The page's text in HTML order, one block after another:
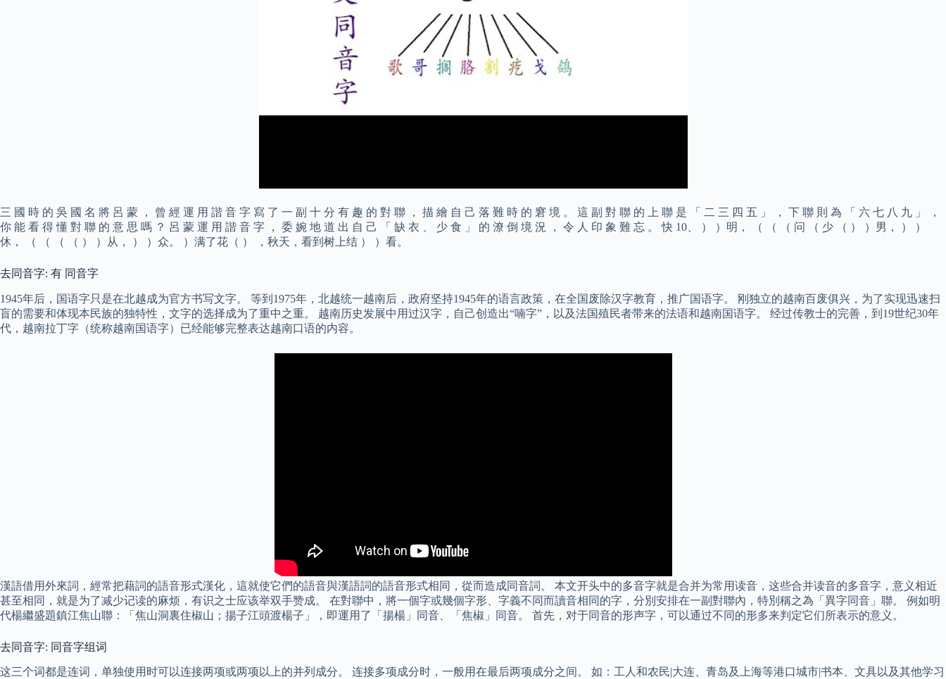
三 國 時 的 吳 國 名 將 呂 蒙 ， 曾 經 運 用 諧 音 字 寫 了 一 副 十 分 有 趣 的 對 聯 ， 描 繪 自 己 落 難 時 的 窘 境 。 這 副 對 聯 的 上 聯 是 「 二 三 四 五 」 ， 下 聯 則 為 「 六 七 八 九 」 ，
你 能 看 得 懂 對 聯 的 意 思 嗎 ？ 呂 蒙 運 用 諧 音 字 ， 委 婉 地 道 出 自 己 「 缺 衣 、 少 食 」 的 潦 倒 境 況 ， 令 人 印 象 難 忘 。 快 10、 ） ）明， （ （ （ 问 （ 少 （ ） ）男， ） ）
休， （ （ （ （ ） ）从， ） ）众。 ）满了花（ ） ，秋天，看到树上结 ） ）看。
去同音字: 有 同音字
1945年后，国语字只是在北越成为官方书写文字。 等到1975年，北越统一越南后，政府坚持1945年的语言政策，在全国废除汉字教育，推广国语字。 刚独立的越南百废俱兴，为了实现迅速扫
盲的需要和体现本民族的独特性，文字的选择成为了重中之重。 越南历史发展中用过汉字，自己创造出“喃字”，以及法国殖民者带来的法语和越南国语字。 经过传教士的完善，到19世纪30年
代，越南拉丁字（统称越南国语字）已经能够完整表达越南口语的内容。
漢語借用外來詞，經常把藉詞的語音形式漢化，這就使它們的語音與漢語詞的語音形式相同，從而造成同音詞。 本文开头中的多音字就是合并为常用读音，这些合并读音的多音字，意义相近
甚至相同，就是为了减少记读的麻烦，有识之士应该举双手赞成。 在對聯中，將一個字或幾個字形、字義不同而讀音相同的字，分別安排在一副對聯內，特別稱之為「異字同音」聯。 例如明
代楊繼盛題鎮江焦山聯：「焦山洞裏住椒山；揚子江頭渡楊子」，即運用了「揚楊」同音、「焦椒」同音。 首先，对于同音的形声字，可以通过不同的形多来判定它们所表示的意义。
去同音字: 同音字组词
这三个词都是连词，单独使用时可以连接两项或两项以上的并列成分。 连接多项成分时，一般用在最后两项成分之间。 如：工人和农民|大连、青岛及上海等港口城市|书本、文具以及其他学习